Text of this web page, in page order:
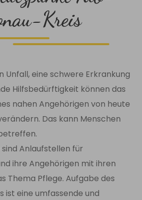
Kreis
Unfall, eine schwere Erkrankung
Hilfsbedürftigkeit können das
nahen Angehörigen von heute
Das kann Menschen
Anlaufstellen für
ihre Angehörigen mit ihren
Thema Pflege. Aufgabe des
ist eine umfassende und